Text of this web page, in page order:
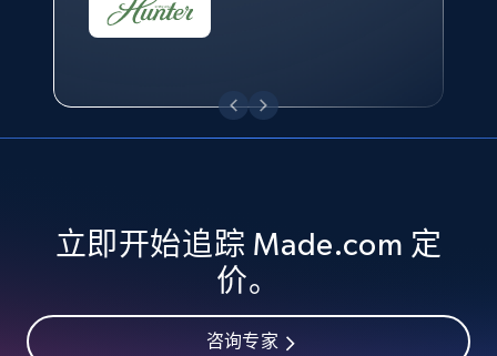
eBay - Collect records by category
more.
Google Shopping
URL, Product id, Title, Product description,
Rating, Reviews count, Images, Variations, and
立即开始追踪 Made.com 定
价。
咨询专家